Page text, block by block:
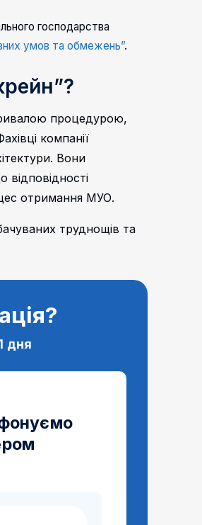
господарства
умов та обмежень”.
процедурою,
компанії
Вони
отримання МУО.
труднощів та
дня